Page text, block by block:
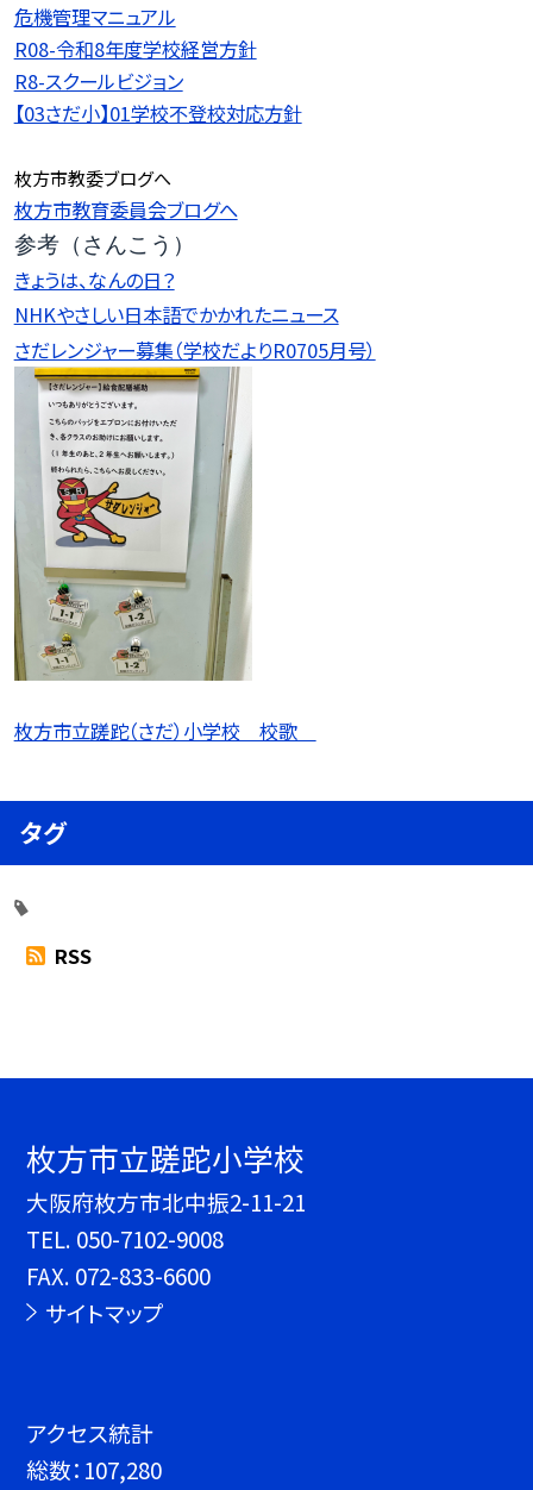
危機管理マニュアル
R08-令和8年度学校経営方針
R8-スクールビジョン
【03さだ小】01学校不登校対応方針
枚方市教委ブログへ
枚方市教育委員会ブログへ
参考（さんこう）
きょうは、なんの日？
NHKやさしい日本語でかかれたニュース
さだレンジャー募集（学校だよりR0705月号）
枚方市立蹉跎（さだ）小学校 校歌
タグ
RSS
枚方市立蹉跎小学校
大阪府枚方市北中振2-11-21
TEL. 050-7102-9008
FAX. 072-833-6600
サイトマップ
アクセス統計
総数： 107,280